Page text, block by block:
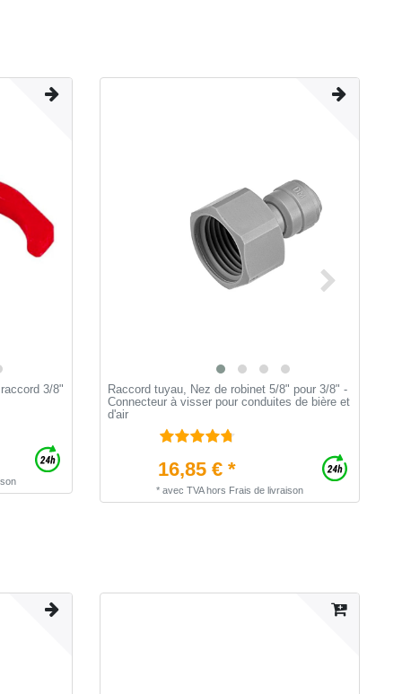
3/8"
Raccord tuyau, Nez de robinet 5/8" pour 3/8" -
Connecteur à visser pour conduites de bière et
d'air
16,85 € *
* avec TVAhors Frais de livraison